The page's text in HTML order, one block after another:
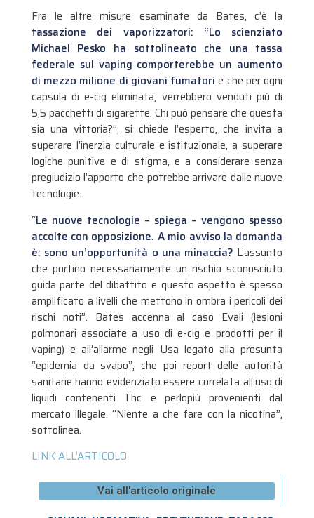
Fra le altre misure esaminate da Bates, c’è la
tassazione dei vaporizzatori: “Lo scienziato
Michael Pesko ha sottolineato che una tassa
federale sul vaping comporterebbe un aumento
di mezzo milione di giovani fumatori e che per ogni
capsula di e-cig eliminata, verrebbero venduti più di
5,5 pacchetti di sigarette. Chi può pensare che questa
sia una vittoria?”, si chiede l’esperto, che invita a
superare l’inerzia culturale e istituzionale, a superare
logiche punitive e di stigma, e a considerare senza
pregiudizio l’apporto che potrebbe arrivare dalle nuove
tecnologie.
“Le nuove tecnologie – spiega – vengono spesso
accolte con opposizione. A mio avviso la domanda
è: sono un’opportunità o una minaccia? L’assunto
che portino necessariamente un rischio sconosciuto
guida parte del dibattito e questo aspetto è spesso
amplificato a livelli che mettono in ombra i pericoli dei
rischi noti”. Bates accenna al caso Evali (lesioni
polmonari associate a uso di e-cig e prodotti per il
vaping) e all’allarme negli Usa legato alla presunta
“epidemia da svapo”, che poi report delle autorità
sanitarie hanno evidenziato essere correlata all’uso di
liquidi contenenti Thc e perlopiù provenienti dal
mercato illegale. “Niente a che fare con la nicotina”,
sottolinea.
LINK ALL’ARTICOLO
Vai all'articolo originale